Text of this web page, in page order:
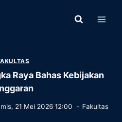
Raya Bahas Kebijakan
21 Mei 2026 12:00 Fakultas